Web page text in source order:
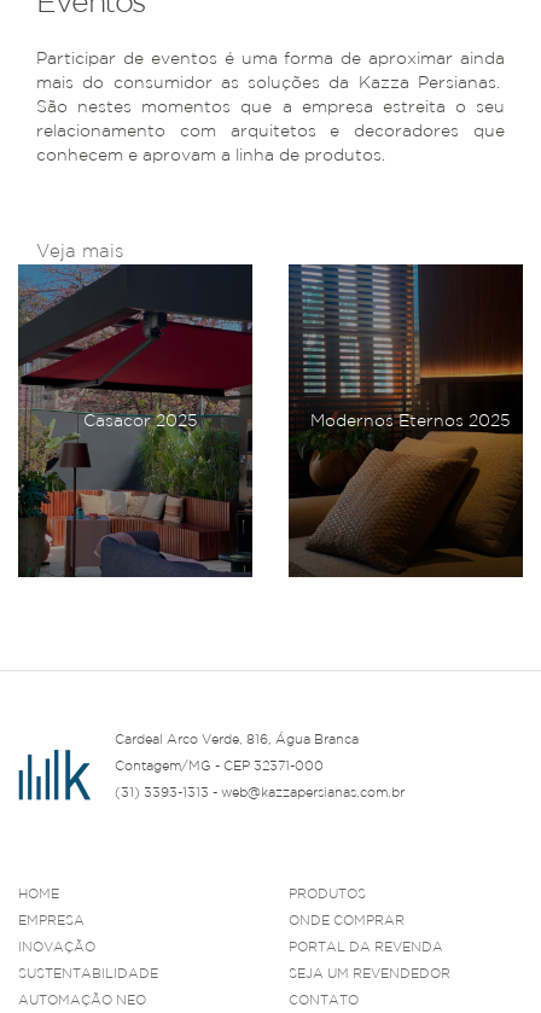
Participar de eventos é uma forma de aproximar ainda
mais do consumidor as soluções da Kazza Persianas.
São nestes momentos que a empresa estreita o seu
relacionamento com arquitetos e decoradores que
conhecem e aprovam a linha de produtos.
Veja mais
Casacor 2025 Modernos Eternos 2025
Cardeal Arco Verde, 816, Água Branca
Contagem/MG - CEP 32371-000
(31) 3393-1313 - web@kazzapersianas.com.br
HOME
EMPRESA
INOVAÇÃO
SUSTENTABILIDADE
AUTOMAÇÃO NEO
PRODUTOS
ONDE COMPRAR
PORTAL DA REVENDA
SEJA UM REVENDEDOR
CONTATO